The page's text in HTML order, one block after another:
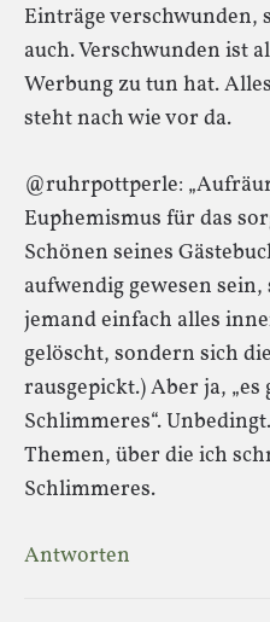
Einträge verschwunden,
auch. Verschwunden ist
Werbung zu tun hat.
steht nach wie vor da.
@ruhrpottperle:
Euphemismus für das
Schönen seines
aufwendig gewesen
jemand einfach alles
gelöscht, sondern sich
rausgepickt.) Aber ja,
Schlimmeres“.
Themen, über die ich
Schlimmeres.
Antworten